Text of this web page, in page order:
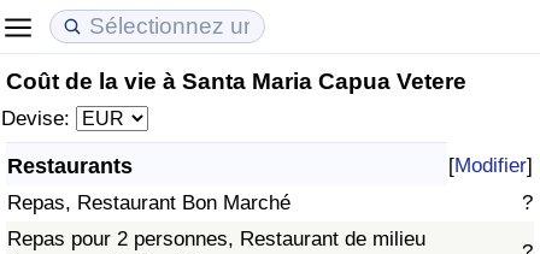
Coût de la vie à Santa Maria Capua Vetere
Devise:
Restaurants [Modifier]
Repas, Restaurant Bon Marché
?
Repas pour 2 personnes, Restaurant de milieu
Coût de la vie
Indice du Coût de la Vie
Prix de l'immobilier
Indice des Prix de l'immobilier
Qualité de Vie
Indice de Qualité de Vie (Actuel)